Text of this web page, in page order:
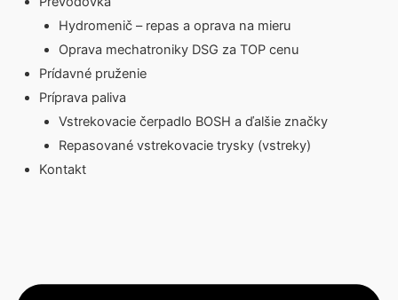
Hydromenič – repas a oprava na mieru
Oprava mechatroniky DSG za TOP cenu
Prídavné pruženie
Príprava paliva
Vstrekovacie čerpadlo BOSH a ďalšie značky
Repasované vstrekovacie trysky (vstreky)
Kontakt